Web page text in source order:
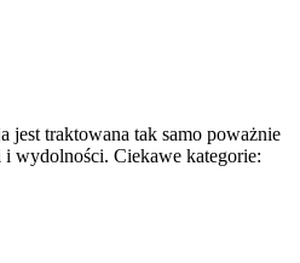
jest traktowana tak samo poważnie
wydolności. Ciekawe kategorie: